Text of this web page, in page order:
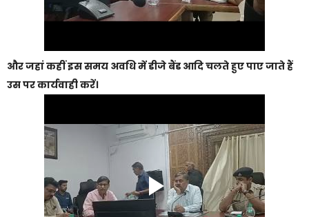
और जहां कहीं इस समय अवधि में डीजे बैंड आदि चलते हुए पाए जाते हैं
उस पर कार्यवाही करें।